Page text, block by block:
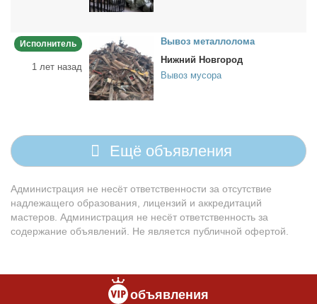
Исполнитель
1 лет назад
Вы­воз ме­тал­ло­ло­ма
Нижний Новгород
Вывоз мусора
Ещё объявления
Администрация не несёт ответственности за отсутствие
надлежащего образования, лицензий и аккредитаций
мастеров. Администрация не несёт ответственность за
содержание объявлений. Не является публичной офертой.
объявления